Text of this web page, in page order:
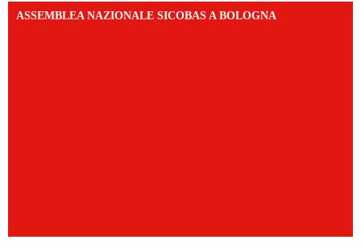
ASSEMBLEA NAZIONALE SICOBAS A BOLOGNA